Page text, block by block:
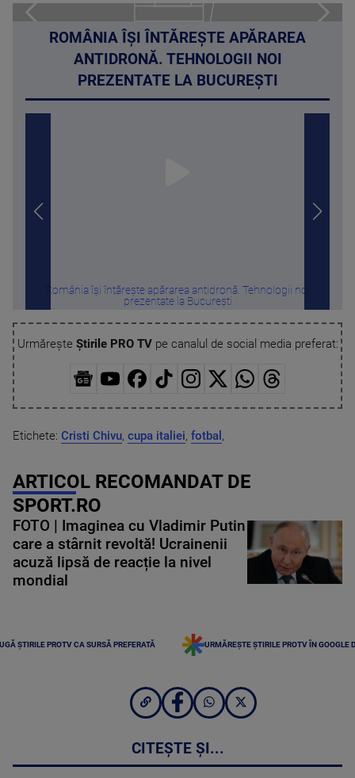
ROMÂNIA ÎȘI ÎNTĂREȘTE APĂRAREA
ANTIDRONĂ. TEHNOLOGII NOI
PREZENTATE LA BUCUREȘTI
România își întărește apărarea antidronă. Tehnologii noi
prezentate la București
Urmărește Știrile PRO TVpe canalul de social media preferat:
Etichete: Cristi Chivu, cupa italiei, fotbal ,
ARTICOL RECOMANDAT DE
SPORT.RO
FOTO | Imaginea cu Vladimir Putin
care a stârnit revoltă! Ucrainenii
acuză lipsă de reacție la nivel
mondial
ȘTIRILE PROTV CA SURSĂ PREFERATĂ URMĂREȘTE ȘTIRILE PROTV ÎN GOOGLE
CITEȘTE ȘI...